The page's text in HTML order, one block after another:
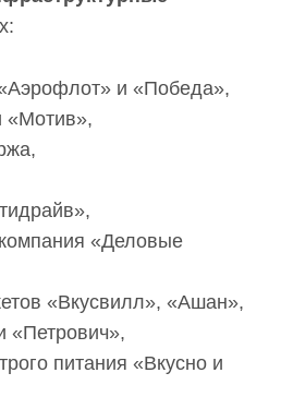
и «Победа»,
«Мотив»,
«Деловые
«Вкусвилл», «Ашан»,
«Петрович»,
питания «Вкусно и